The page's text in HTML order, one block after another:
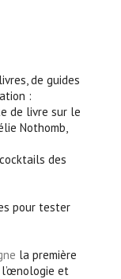
de guides
:
de livre sur le
Nothomb,
des
pour tester
la première
l’œnologie et